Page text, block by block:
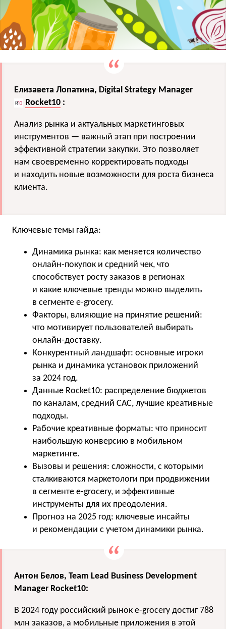
Елизавета Лопатина, Digital Strategy Manager
Rocket10 :
Анализ рынка и актуальных маркетинговых
инструментов — важный этап при построении
эффективной стратегии закупки. Это позволяет
нам своевременно корректировать подходы
и находить новые возможности для роста бизнеса
клиента.
Ключевые темы гайда:
Динамика рынка: как меняется количество
онлайн-покупок и средний чек, что
способствует росту заказов в регионах
и какие ключевые тренды можно выделить
в сегменте e-grocery.
Факторы, влияющие на принятие решений:
что мотивирует пользователей выбирать
онлайн-доставку.
Конкурентный ландшафт: основные игроки
рынка и динамика установок приложений
за 2024 год.
Данные Rocket10: распределение бюджетов
по каналам, средний CAC, лучшие креативные
подходы.
Рабочие креативные форматы: что приносит
наибольшую конверсию в мобильном
маркетинге.
Вызовы и решения: сложности, с которыми
сталкиваются маркетологи при продвижении
в сегменте e-grocery, и эффективные
инструменты для их преодоления.
Прогноз на 2025 год: ключевые инсайты
и рекомендации с учетом динамики рынка.
Антон Белов, Team Lead Business Development
Manager Rocket10:
В 2024 году российский рынок e-grocery достиг 788
млн заказов, а мобильные приложения в этой